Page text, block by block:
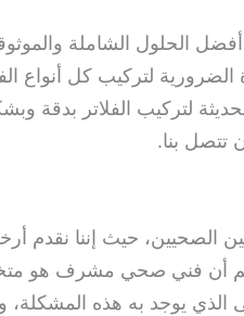
الشاملة والموثوقة
لتركيب كل أنواع
الحديثة لتركيب الفلاتر
تتصل بنا.
الصحيين، حيث إننا
نعلم أن فني صحي
الذي يوجد به هذه